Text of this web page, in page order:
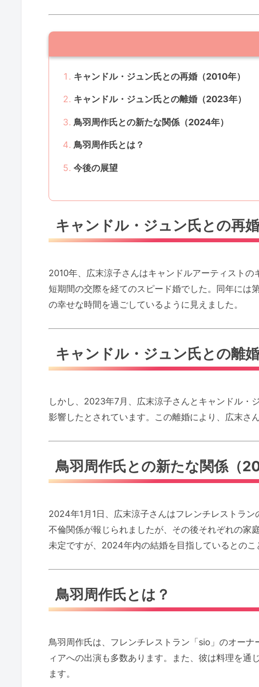
キャンドル・ジュン氏との再婚（2010年）
キャンドル・ジュン氏との離婚（2023年）
鳥羽周作氏との新たな関係（2024年）
鳥羽周作氏とは？
今後の展望
キャンドル・ジュン氏との再
2010年、広末涼子さんはキャンドルアーティストの
短期間の交際を経てのスピード婚でした。同年には
の幸せな時間を過ごしているように見えました。
キャンドル・ジュン氏との離
しかし、2023年7月、広末涼子さんとキャンドル・
影響したとされています。この離婚により、広末さ
鳥羽周作氏との新たな関係（
2024年1月1日、広末涼子さんはフレンチレストラ
不倫関係が報じられましたが、その後それぞれの家
未定ですが、2024年内の結婚を目指しているとのこ
鳥羽周作氏とは？
鳥羽周作氏は、フレンチレストラン「sio」のオー
ィアへの出演も多数あります。また、彼は料理を
ます。